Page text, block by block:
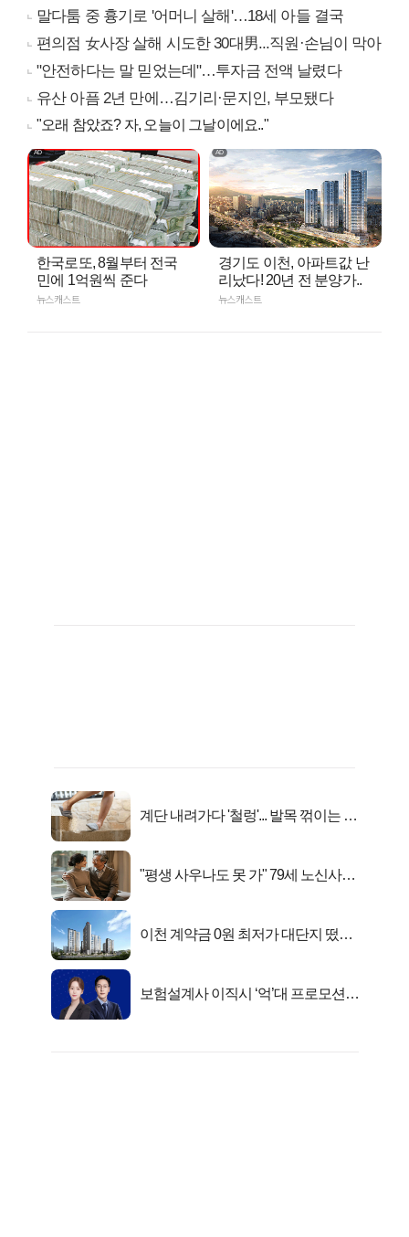
말다툼 중 흉기로 '어머니 살해'…18세 아들 결국
편의점 女사장 살해 시도한 30대男...직원·손님이 막아
"안전하다는 말 믿었는데"…투자금 전액 날렸다
유산 아픔 2년 만에…김기리·문지인, 부모됐다
"오래 참았죠? 자, 오늘이 그날이에요.."
한국로또, 8월부터 전국
민에 1억원씩 준다
뉴스캐스트
경기도 이천, 아파트값 난
리났다! 20년 전 분양가..
뉴스캐스트
계단 내려가다 '철렁'... 발목 꺾이는 이
"평생 사우나도 못 가" 79세 노신사의
이천 계약금 0원 최저가 대단지 떴다!
보험설계사 이직시 ‘억’대 프로모션!